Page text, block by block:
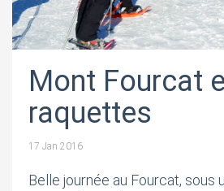
Mont Fourcat
raquettes
17 Jan 2016
Belle journée au Fourcat, sous